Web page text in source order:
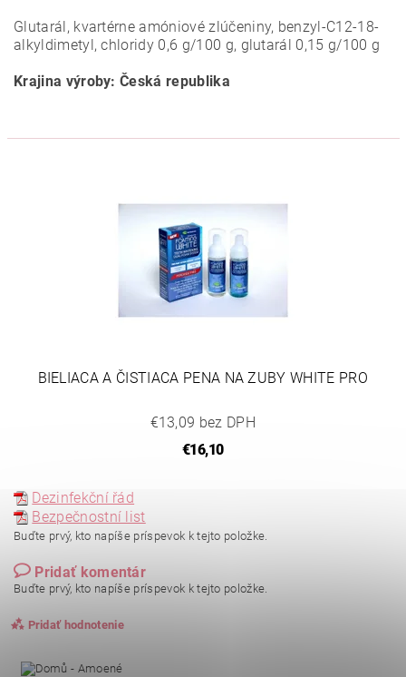
Glutarál, kvartérne amóniové zlúčeniny, benzyl-C12-18-
alkyldimetyl, chloridy 0,6 g/100 g, glutarál 0,15 g/100 g
Krajina výroby: Česká republika
BIELIACA A ČISTIACA PENA NA ZUBY WHITE PRO
€13,09 bez DPH
€16,10
Dezinfekční řád
Bezpečnostní list
Buďte prvý, kto napíše príspevok k tejto položke.
Pridať komentár
Buďte prvý, kto napíše príspevok k tejto položke.
Pridať hodnotenie